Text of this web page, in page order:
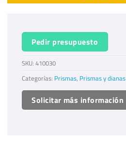
Pedir presupuesto
SKU: 410030
Categorías: Prismas, Prismas y dianas
Solicitar más información